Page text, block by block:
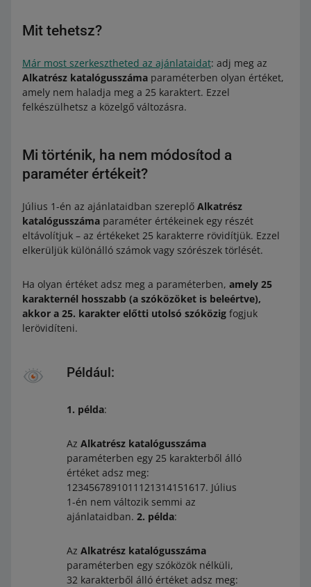
Mit tehetsz?
Már most szerkesztheted az ajánlataidat: adj meg az
Alkatrész katalógusszáma paraméterben olyan értéket,
amely nem haladja meg a 25 karaktert. Ezzel
felkészülhetsz a közelgő változásra.
Mi történik, ha nem módosítod a
paraméter értékeit?
Július 1-én az ajánlataidban szereplő Alkatrész
katalógusszáma paraméter értékeinek egy részét
eltávolítjuk – az értékeket 25 karakterre rövidítjük. Ezzel
elkerüljük különálló számok vagy szórészek törlését.
Ha olyan értéket adsz meg a paraméterben, amely 25
karakternél hosszabb (a szóközöket is beleértve),
akkor a 25. karakter előtti utolsó szóközig fogjuk
lerövidíteni.
Például:
1. példa:
Az Alkatrész katalógusszáma
paraméterben egy 25 karakterből álló
értéket adsz meg:
1234567891011121314151617. Július
1-én nem változik semmi az
ajánlataidban. 2. példa:
Az Alkatrész katalógusszáma
paraméterben egy szóközök nélküli,
32 karakterből álló értéket adsz meg: